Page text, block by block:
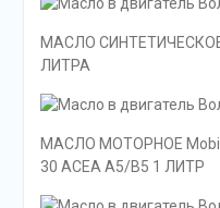
МАСЛО
ЛИТРА
МАСЛО МОТОРНОЕ Mobil
30 ACEA A5/B5 1 ЛИТР